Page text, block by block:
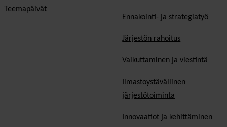
Teemapäivät
Ennakointi- ja strategiatyö
Järjestön rahoitus
Vaikuttaminen ja viestintä
Ilmastoystävällinen
järjestötoiminta
Innovaatiot ja kehittäminen